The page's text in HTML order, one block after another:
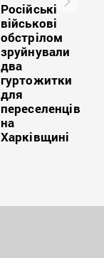
Російські
військові
обстрілом
зруйнували
два
гуртожитки
для
переселенців
на
Харківщині